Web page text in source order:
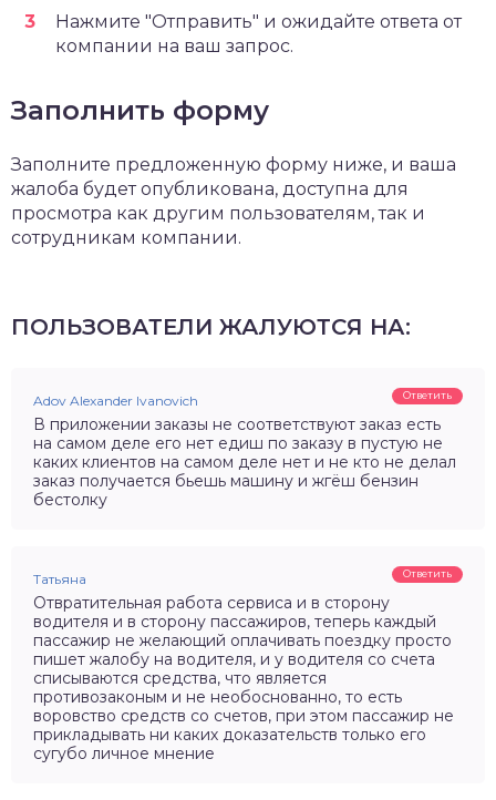
Нажмите "Отправить" и ожидайте ответа от
компании на ваш запрос.
Заполнить форму
Заполните предложенную форму ниже, и ваша
жалоба будет опубликована, доступна для
просмотра как другим пользователям, так и
сотрудникам компании.
ПОЛЬЗОВАТЕЛИ ЖАЛУЮТСЯ НА:
Adov Alexander Ivanovich Ответить
В приложении заказы не соответствуют заказ есть
на самом деле его нет едиш по заказу в пустую не
каких клиентов на самом деле нет и не кто не делал
заказ получается бьешь машину и жгёш бензин
бестолку
Татьяна Ответить
Отвратительная работа сервиса и в сторону
водителя и в сторону пассажиров, теперь каждый
пассажир не желающий оплачивать поездку просто
пишет жалобу на водителя, и у водителя со счета
списываются средства, что является
противозаконым и не необоснованно, то есть
воровство средств со счетов, при этом пассажир не
прикладывать ни каких доказательств только его
сугубо личное мнение